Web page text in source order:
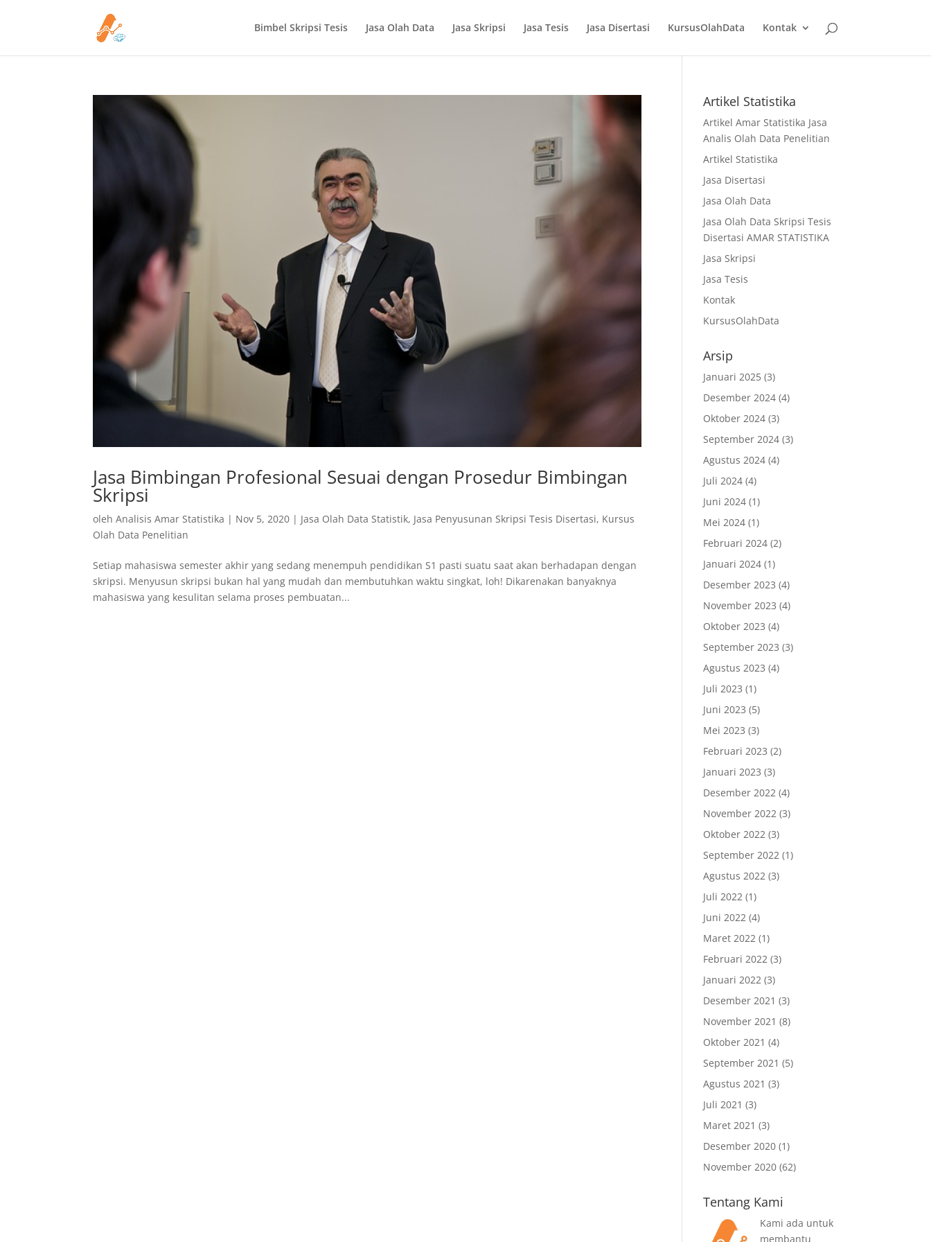
Bimbel Skripsi Tesis Jasa Olah Data Jasa Skripsi Jasa Tesis Jasa Disertasi KursusOlahData Kontak
Jasa Bimbingan Profesional Sesuai dengan Prosedur Bimbingan
Skripsi
olehAnalisis Amar Statistika | Nov 5, 2020 | Jasa Olah Data Statistik, Jasa Penyusunan Skripsi Tesis Disertasi, Kursus
Olah Data Penelitian
Setiap mahasiswa semester akhir yang sedang menempuh pendidikan S1 pasti suatu saat akan berhadapan dengan
skripsi. Menyusun skripsi bukan hal yang mudah dan membutuhkan waktu singkat, loh! Dikarenakan banyaknya
mahasiswa yang kesulitan selama proses pembuatan...
Artikel Statistika
Artikel Amar Statistika Jasa
Analis Olah Data Penelitian
Artikel Statistika
Jasa Disertasi
Jasa Olah Data
Jasa Olah Data Skripsi Tesis
Disertasi AMAR STATISTIKA
Jasa Skripsi
Jasa Tesis
Kontak
KursusOlahData
Arsip
Januari 2025 (3)
Desember 2024 (4)
Oktober 2024 (3)
September 2024 (3)
Agustus 2024 (4)
Juli 2024 (4)
Juni 2024 (1)
Mei 2024 (1)
Februari 2024 (2)
Januari 2024 (1)
Desember 2023 (4)
November 2023 (4)
Oktober 2023 (4)
September 2023 (3)
Agustus 2023 (4)
Juli 2023 (1)
Juni 2023 (5)
Mei 2023 (3)
Februari 2023 (2)
Januari 2023 (3)
Desember 2022 (4)
November 2022 (3)
Oktober 2022 (3)
September 2022 (1)
Agustus 2022 (3)
Juli 2022 (1)
Juni 2022 (4)
Maret 2022 (1)
Februari 2022 (3)
Januari 2022 (3)
Desember 2021 (3)
November 2021 (8)
Oktober 2021 (4)
September 2021 (5)
Agustus 2021 (3)
Juli 2021 (3)
Maret 2021 (3)
Desember 2020 (1)
November 2020 (62)
Tentang Kami
Kami ada untuk
membantu